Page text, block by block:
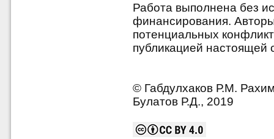
Работа выполнена без
финансирования.
потенциальных
публикацией настоящей
© Габдулхаков Р.М.
Булатов Р.Д., 2019